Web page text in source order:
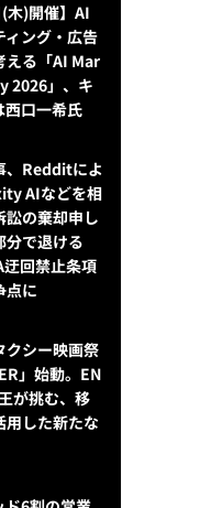
思決定を行うため、坂本大
(木)開催】AI
ィング・広告
える「AI Mar
2026」、キ
西口一希氏
、Redditによ
AIなどを相
訟の棄却申し
分で退ける
回禁止条項
点に
クシー映画祭
」始動。EN
が挑む、移
用した新たな